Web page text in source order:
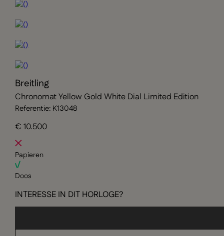
Breitling
Chronomat Yellow Gold White Dial Limited Edition
Referentie: K13048
€ 10.500
Papieren
Doos
INTERESSE IN DIT HORLOGE?